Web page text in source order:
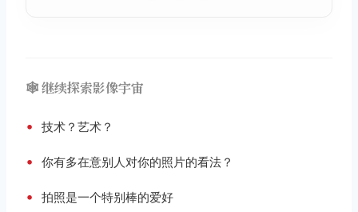
🕸️ 继续探索影像宇宙
• 技术？艺术？
• 你有多在意别人对你的照片的看法？
• 拍照是一个特别棒的爱好